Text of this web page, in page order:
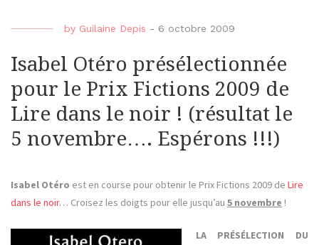
by Guilaine Depis - 6 octobre 2009
Isabel Otéro présélectionnée
pour le Prix Fictions 2009 de
Lire dans le noir ! (résultat le
5 novembre…. Espérons !!!)
Isabel Otéro est en course pour obtenir le Prix Fictions 2009 de Lire
dans le noir… Croisez les doigts pour elle jusqu’au 5 novembre !
LA PRÉSÉLECTION DU